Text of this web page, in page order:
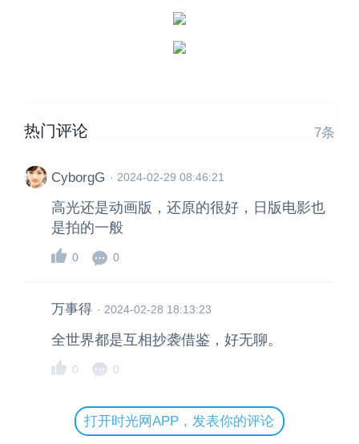
热门评论 7条
CyborgG · 2024-02-29 08:46:21
高光还是动画版，还原的很好，日版电影也
是拍的一般
0 0
万事得 · 2024-02-28 18:13:23
全世界都是互相抄袭借鉴，好无聊。
0 0
打开时光网APP，发表你的评论